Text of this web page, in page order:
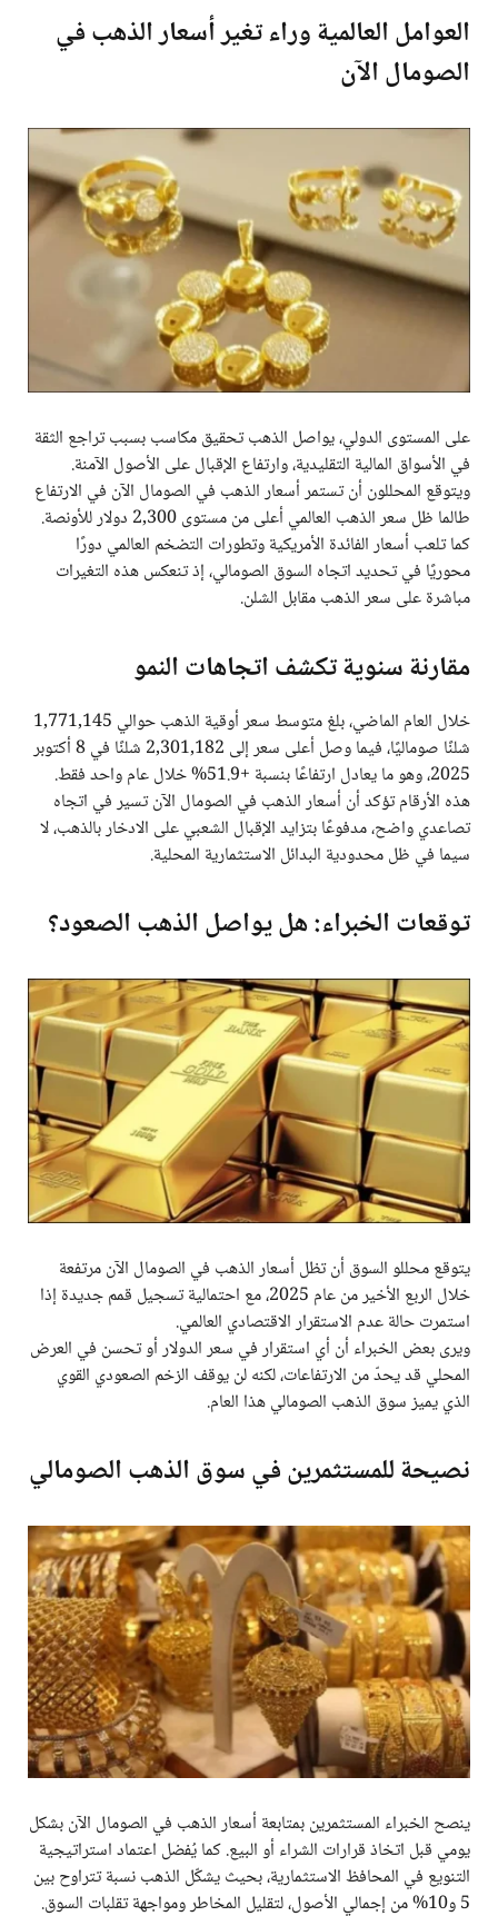
العوامل العالمية وراء تغير أسعار الذهب في
الصومال الآن
على المستوى الدولي، يواصل الذهب تحقيق مكاسب بسبب تراجع الثقة
في الأسواق المالية التقليدية، وارتفاع الإقبال على الأصول الآمنة.
ويتوقع المحللون أن تستمر أسعار الذهب في الصومال الآن في الارتفاع
طالما ظل سعر الذهب العالمي أعلى من مستوى 2,300 دولار للأونصة.
كما تلعب أسعار الفائدة الأمريكية وتطورات التضخم العالمي دورًا
محوريًا في تحديد اتجاه السوق الصومالي، إذ تنعكس هذه التغيرات
مباشرة على سعر الذهب مقابل الشلن.
مقارنة سنوية تكشف اتجاهات النمو
خلال العام الماضي، بلغ متوسط سعر أوقية الذهب حوالي 1,771,145
شلنًا صوماليًا، فيما وصل أعلى سعر إلى 2,301,182 شلنًا في 8 أكتوبر
2025، وهو ما يعادل ارتفاعًا بنسبة +51.9% خلال عام واحد فقط.
هذه الأرقام تؤكد أن أسعار الذهب في الصومال الآن تسير في اتجاه
تصاعدي واضح، مدفوعًا بتزايد الإقبال الشعبي على الادخار بالذهب، لا
سيما في ظل محدودية البدائل الاستثمارية المحلية.
توقعات الخبراء: هل يواصل الذهب الصعود؟
يتوقع محللو السوق أن تظل أسعار الذهب في الصومال الآن مرتفعة
خلال الربع الأخير من عام 2025، مع احتمالية تسجيل قمم جديدة إذا
استمرت حالة عدم الاستقرار الاقتصادي العالمي.
ويرى بعض الخبراء أن أي استقرار في سعر الدولار أو تحسن في العرض
المحلي قد يحدّ من الارتفاعات، لكنه لن يوقف الزخم الصعودي القوي
الذي يميز سوق الذهب الصومالي هذا العام.
نصيحة للمستثمرين في سوق الذهب الصومالي
ينصح الخبراء المستثمرين بمتابعة أسعار الذهب في الصومال الآن بشكل
يومي قبل اتخاذ قرارات الشراء أو البيع. كما يُفضل اعتماد استراتيجية
التنويع في المحافظ الاستثمارية، بحيث يشكّل الذهب نسبة تتراوح بين
5 و10% من إجمالي الأصول، لتقليل المخاطر ومواجهة تقلبات السوق.